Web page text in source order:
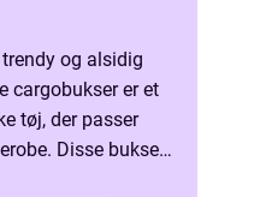
og alsidig
cargobukser er et
tøj, der passer
Disse bukser